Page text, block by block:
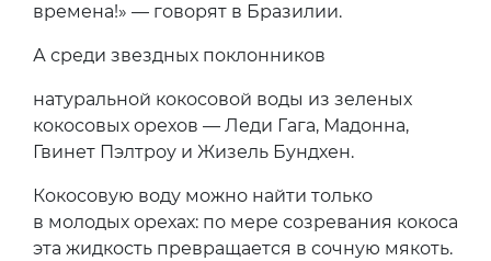
времена!» — говорят в Бразилии.
А среди звездных поклонников
натуральной кокосовой воды из зеленых
кокосовых орехов — Леди Гага, Мадонна,
Гвинет Пэлтроу и Жизель Бундхен.
Кокосовую воду можно найти только
в молодых орехах: по мере созревания кокоса
эта жидкость превращается в сочную мякоть.